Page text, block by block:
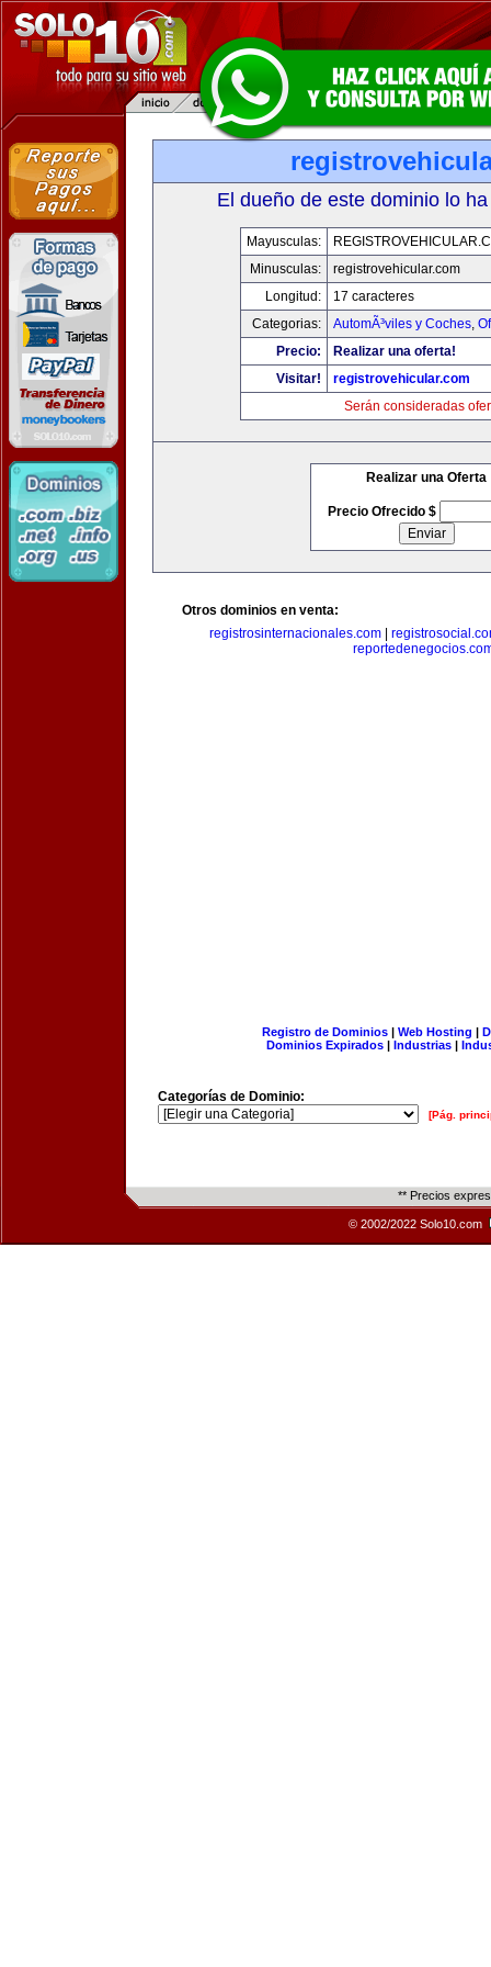
El dueño de este dominio lo
Mayusculas:
Minusculas:
registrovehicular.com
Longitud:
17 caracteres
Categorias:
AutomÃ³viles y Coches,
Precio:
Realizar una oferta!
Visitar!
registrovehicular.com
Serán consideradas
Realizar una Oferta
Precio Ofrecido $
Otros dominios en venta:
registrosinternacionales.com
Registro de Dominios| Web Hosting |
Dominios Expirados | Industrias |
Categorías de Dominio:
[Pág.
** Precios
© 2002/2022 Solo10.com